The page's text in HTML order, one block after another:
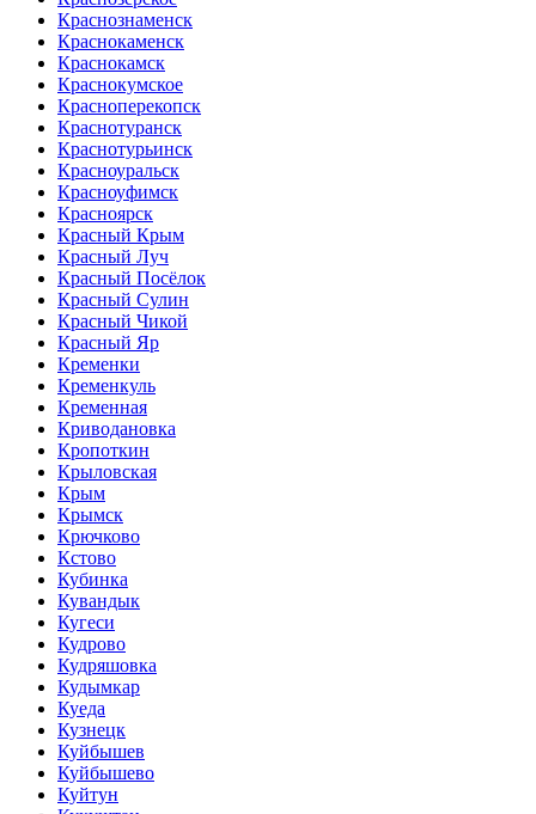
Краснознаменск
Краснокаменск
Краснокамск
Краснокумское
Красноперекопск
Краснотуранск
Краснотурьинск
Красноуральск
Красноуфимск
Красноярск
Красный Крым
Красный Луч
Красный Посёлок
Красный Сулин
Красный Чикой
Красный Яр
Кременки
Кременкуль
Кременная
Криводановка
Кропоткин
Крыловская
Крым
Крымск
Крючково
Кстово
Кубинка
Кувандык
Кугеси
Кудрово
Кудряшовка
Кудымкар
Куеда
Кузнецк
Куйбышев
Куйбышево
Куйтун